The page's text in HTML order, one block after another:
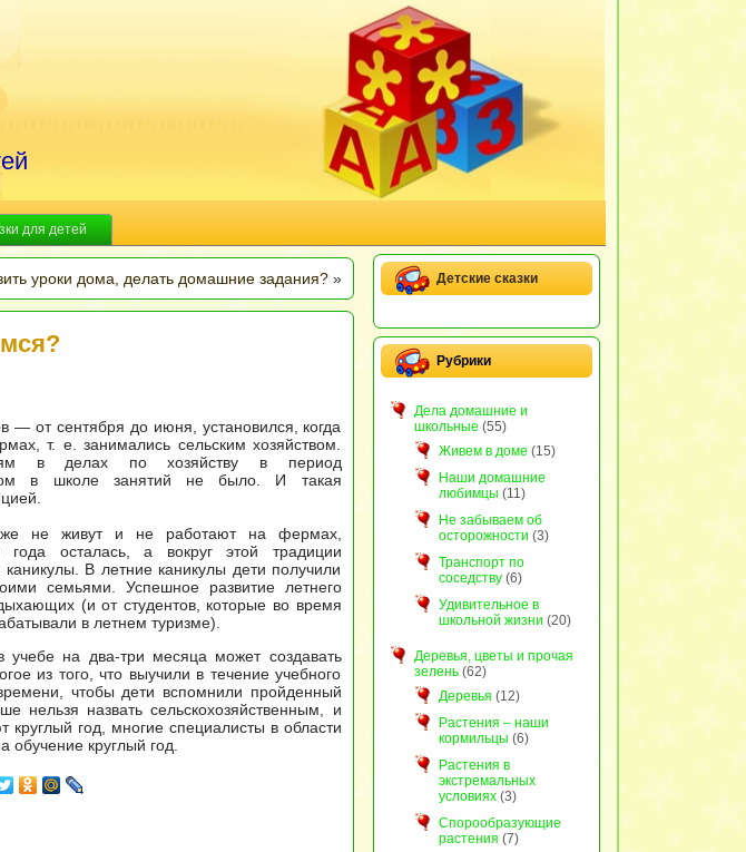
для детей
уроки дома, делать домашние задания?»
от сентября до июня, установился, когда
т. е. занимались сельским хозяйством.
в делах по хозяйству в период
в школе занятий не было. И такая
не живут и не работают на фермах,
года осталась, а вокруг этой традиции
В летние каникулы дети получили
семьями. Успешное развитие летнего
(и от студентов, которые во время
в летнем туризме).
учебе на два-три месяца может создавать
из того, что выучили в течение учебного
чтобы дети вспомнили пройденный
нельзя назвать сельскохозяйственным, и
год, многие специалисты в области
круглый год.
Детские сказки
Рубрики
Дела домашние и
школьные (55)
Живем в доме (15)
Наши домашние
любимцы (11)
Не забываем об
осторожности (3)
Транспорт по
соседству(6)
Удивительное в
школьной жизни (20)
Деревья, цветы и прочая
зелень(62)
Деревья (12)
Растения – наши
кормильцы (6)
Растения в
экстремальных
условиях(3)
Спорообразующие
растения (7)